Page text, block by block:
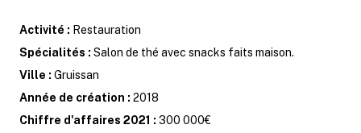
Activité : Restauration
Spécialités : Salon de thé avec snacks faits maison.
Ville : Gruissan
Année de création : 2018
Chiffre d'affaires 2021 : 300 000€